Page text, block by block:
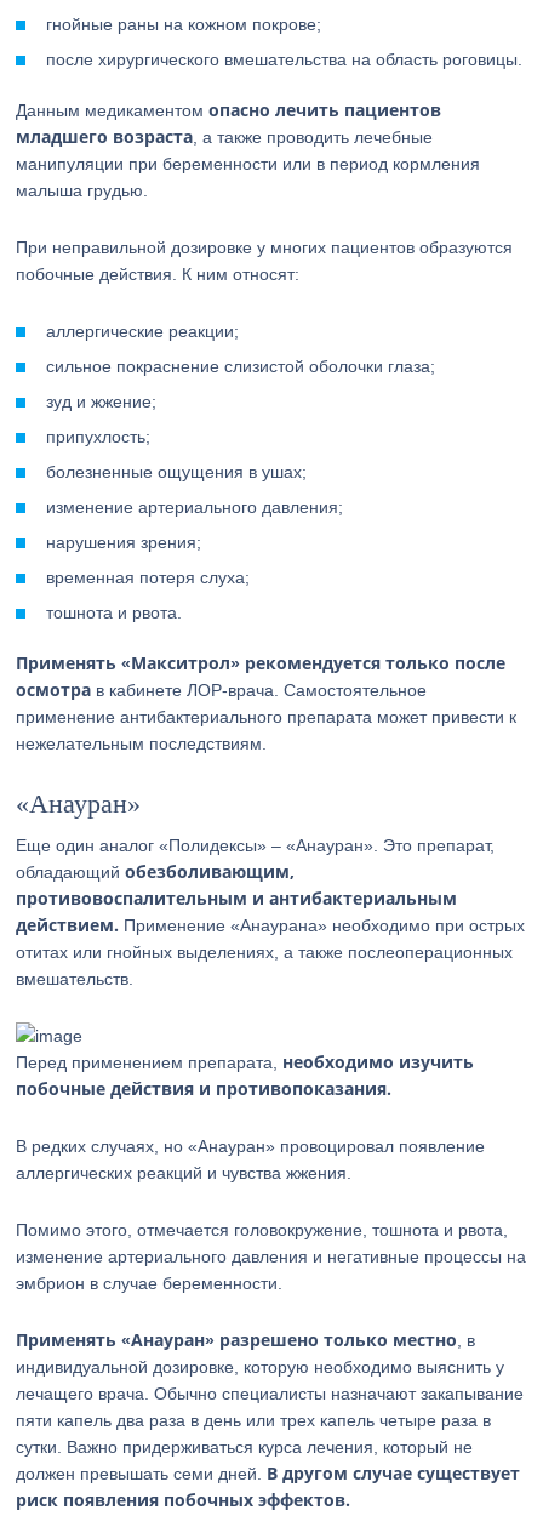
гнойные раны на кожном покрове;
после хирургического вмешательства на область роговицы.
Данным медикаментомопасно лечить пациентов
младшего возраста , а также проводить лечебные
манипуляции при беременности или в период кормления
малыша грудью.
При неправильной дозировке у многих пациентов образуются
побочные действия. К ним относят:
аллергические реакции;
сильное покраснение слизистой оболочки глаза;
зуд и жжение;
припухлость;
болезненные ощущения в ушах;
изменение артериального давления;
нарушения зрения;
временная потеря слуха;
тошнота и рвота.
Применять «Макситрол» рекомендуется только после
осмотра в кабинете ЛОР-врача. Самостоятельное
применение антибактериального препарата может привести к
нежелательным последствиям.
«Анауран»
Еще один аналог «Полидексы» – «Анауран». Это препарат,
обладающийобезболивающим,
противовоспалительным и антибактериальным
действием. Применение «Анаурана» необходимо при острых
отитах или гнойных выделениях, а также послеоперационных
вмешательств.
Перед применением препарата, необходимо изучить
побочные действия и противопоказания.
В редких случаях, но «Анауран» провоцировал появление
аллергических реакций и чувства жжения.
Помимо этого, отмечается головокружение, тошнота и рвота,
изменение артериального давления и негативные процессы на
эмбрион в случае беременности.
Применять «Анауран» разрешено только местно , в
индивидуальной дозировке, которую необходимо выяснить у
лечащего врача. Обычно специалисты назначают закапывание
пяти капель два раза в день или трех капель четыре раза в
сутки. Важно придерживаться курса лечения, который не
должен превышать семи дней. В другом случае существует
риск появления побочных эффектов.